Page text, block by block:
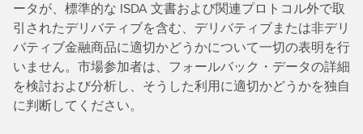
ータが、標準的な ISDA 文書および関連プロトコル外で取
引されたデリバティブを含む、デリバティブまたは非デリ
バティブ金融商品に適切かどうかについて一切の表明を行
いません。市場参加者は、フォールバック・データの詳細
を検討および分析し、そうした利用に適切かどうかを独自
に判断してください。